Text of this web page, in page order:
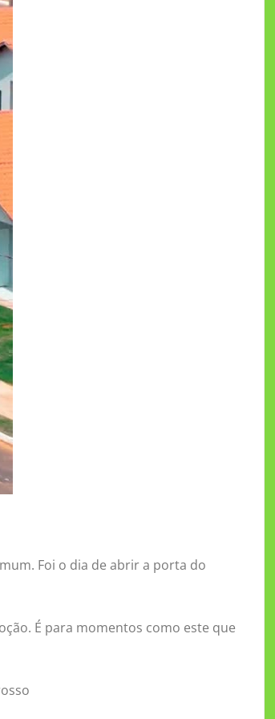
Foi o dia de abrir a porta do
É para momentos como este que